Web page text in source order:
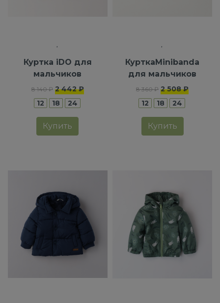
Куртка iDO для
мальчиков
8 140 ₽ 2 442 ₽
12
18 24
Купить
КурткаMinibanda
для мальчиков
8 360 ₽ 2 508 ₽
12
18 24
Купить